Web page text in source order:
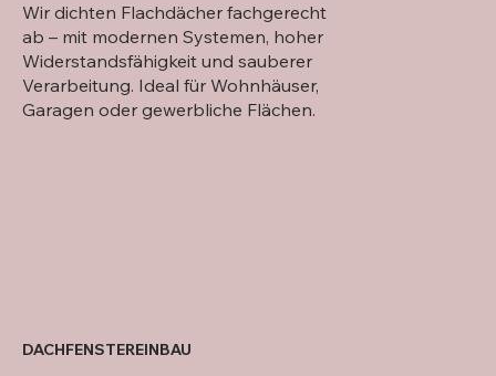
Wir dichten Flachdächer fachgerecht
ab – mit modernen Systemen, hoher
Widerstandsfähigkeit und sauberer
Verarbeitung. Ideal für Wohnhäuser,
Garagen oder gewerbliche Flächen.
DACHFENSTEREINBAU